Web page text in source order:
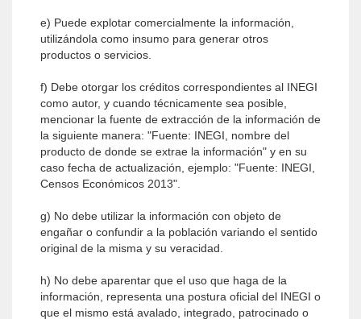
e) Puede explotar comercialmente la información,
utilizándola como insumo para generar otros
productos o servicios.
f) Debe otorgar los créditos correspondientes al INEGI
como autor, y cuando técnicamente sea posible,
mencionar la fuente de extracción de la información de
la siguiente manera: "Fuente: INEGI, nombre del
producto de donde se extrae la información" y en su
caso fecha de actualización, ejemplo: "Fuente: INEGI,
Censos Económicos 2013".
g) No debe utilizar la información con objeto de
engañar o confundir a la población variando el sentido
original de la misma y su veracidad.
h) No debe aparentar que el uso que haga de la
información, representa una postura oficial del INEGI o
que el mismo está avalado, integrado, patrocinado o